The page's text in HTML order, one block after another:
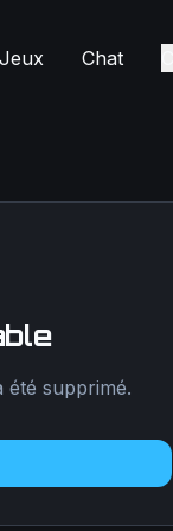
Jeux Chat
été supprimé.